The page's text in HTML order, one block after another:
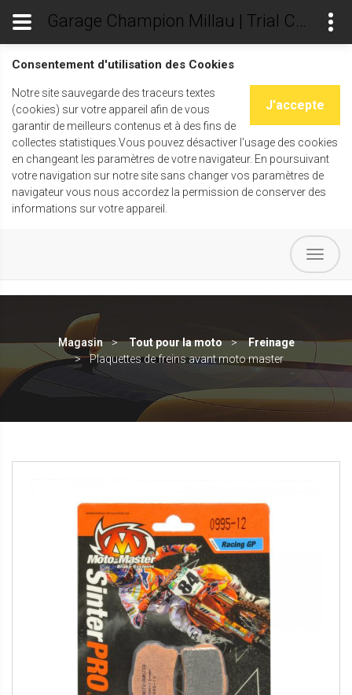
Consentement d'utilisation des Cookies
J'accepte
Notre site sauvegarde des traceurs textes
(cookies) sur votre appareil afin de vous
garantir de meilleurs contenus et à des fins de
collectes statistiques.Vous pouvez désactiver l'usage des cookies
en changeant les paramètres de votre navigateur. En poursuivant
votre navigation sur notre site sans changer vos paramètres de
navigateur vous nous accordez la permission de conserver des
informations sur votre appareil.
Garage Champion Millau | Trial Champ's
Magasin Tout pour la moto
Freinage
Plaquettes de freins avant moto master